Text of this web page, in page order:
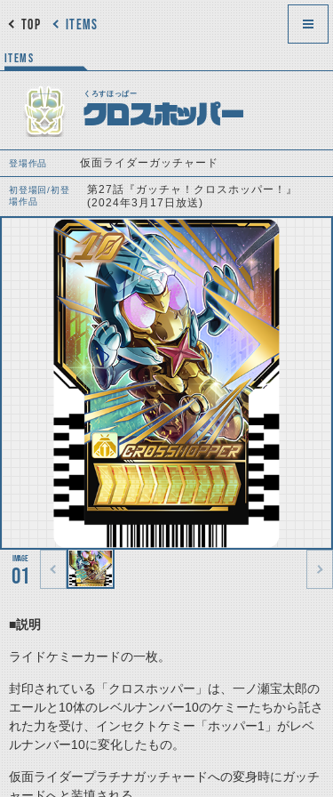
ITEMS
TOP
ITEMS
くろすほっぱー
クロスホッパー
登場作品 仮面ライダーガッチャード
初登場回/初登
場作品
第27話『ガッチャ！クロスホッパー！』
(2024年3月17日放送)
01
■説明
ライドケミーカードの一枚。
封印されている「クロスホッパー」は、一ノ瀬宝太郎の
エールと10体のレベルナンバー10のケミーたちから託さ
れた力を受け、インセクトケミー「ホッパー1」がレベ
ルナンバー10に変化したもの。
仮面ライダープラチナガッチャードへの変身時にガッチ